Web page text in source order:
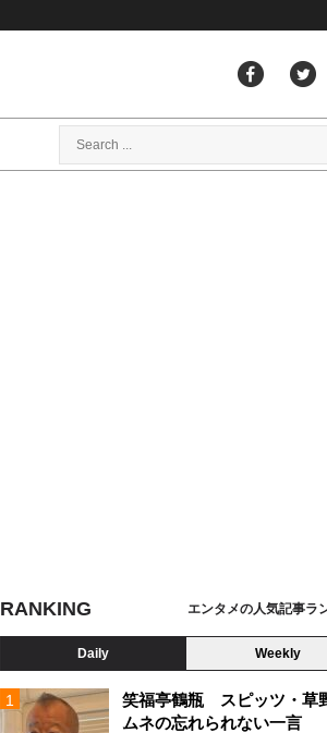
RANKING エンタメの人気記事ラ
Daily Weekly
笑福亭鶴瓶 スピッツ・草
ムネの忘れられない一言